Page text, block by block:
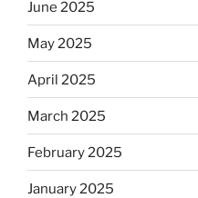
June 2025
May 2025
April 2025
March 2025
February 2025
January 2025